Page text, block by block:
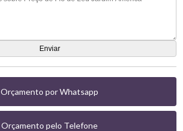
Orçamento por Whatsapp
Orçamento pelo Telefone